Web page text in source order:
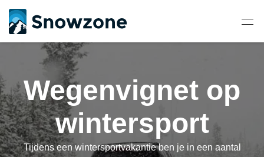
Wegenvignet op
wintersport
Tijdens een wintersportvakantie ben je in een aantal